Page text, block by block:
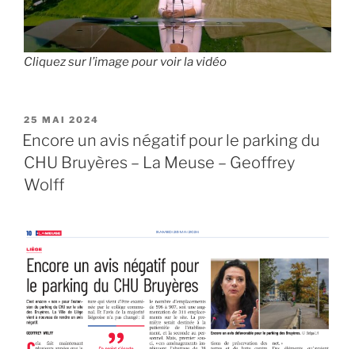
Cliquez sur l’image pour voir la vidéo
PUBLIÉ
LE
25 MAI 2024
Encore un avis négatif pour le parking du
CHU Bruyères – La Meuse – Geoffrey
Wolff